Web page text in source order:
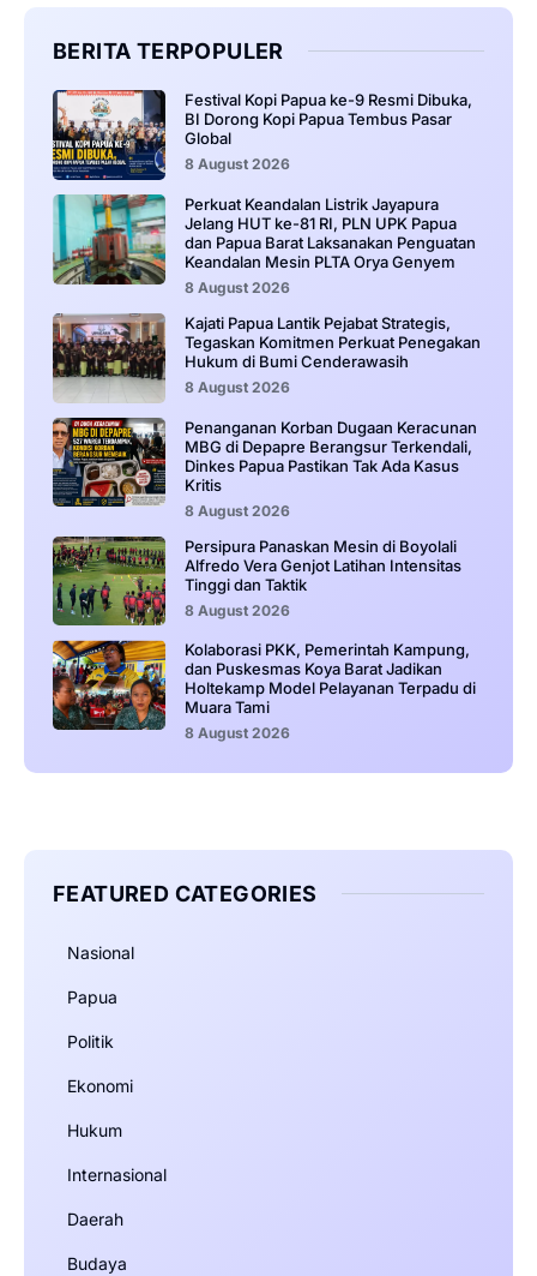
BERITA TERPOPULER
Festival Kopi Papua ke-9 Resmi Dibuka,
BI Dorong Kopi Papua Tembus Pasar
Global
8 August 2026
Perkuat Keandalan Listrik Jayapura
Jelang HUT ke-81 RI, PLN UPK Papua
dan Papua Barat Laksanakan Penguatan
Keandalan Mesin PLTA Orya Genyem
8 August 2026
Kajati Papua Lantik Pejabat Strategis,
Tegaskan Komitmen Perkuat Penegakan
Hukum di Bumi Cenderawasih
8 August 2026
Penanganan Korban Dugaan Keracunan
MBG di Depapre Berangsur Terkendali,
Dinkes Papua Pastikan Tak Ada Kasus
Kritis
8 August 2026
Persipura Panaskan Mesin di Boyolali
Alfredo Vera Genjot Latihan Intensitas
Tinggi dan Taktik
8 August 2026
Kolaborasi PKK, Pemerintah Kampung,
dan Puskesmas Koya Barat Jadikan
Holtekamp Model Pelayanan Terpadu di
Muara Tami
8 August 2026
FEATURED CATEGORIES
Nasional
Papua
Politik
Ekonomi
Hukum
Internasional
Daerah
Budaya